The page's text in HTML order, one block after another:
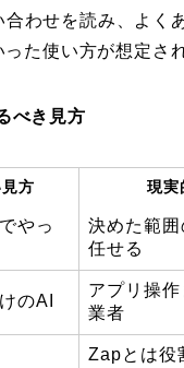
合わせを読み、よく
た使い方が想定さ
べき見方
方 現実
やっ
決めた範
任せる
のAI
アプリ操
業者
Zapとは役